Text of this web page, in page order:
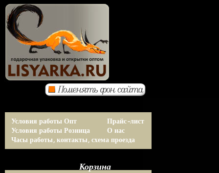
Условия работы Опт
Условия работы Розница
Прайс-лист
О нас
Часы работы, контакты, схема проезда
Корзина